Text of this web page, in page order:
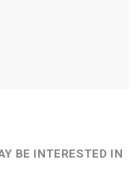
BE INTERESTED IN